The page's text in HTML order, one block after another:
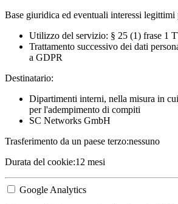
Base giuridica ed eventuali interessi legittimi
Utilizzo del servizio: § 25 (1) frase 1
Trattamento successivo dei dati
a GDPR
Destinatario:
Dipartimenti interni, nella misura in
per l'adempimento di compiti
SC Networks GmbH
Trasferimento da un paese terzo:nessuno
Durata del cookie:12 mesi
Google Analytics